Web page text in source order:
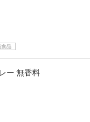
食品
ー 無香料